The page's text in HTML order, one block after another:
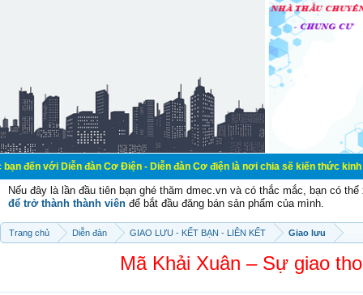
Diễn đàn Cơ Điện - Diễn đàn Cơ điện là nơi chia sẽ kiến thức kinh
Nếu đây là lần đầu tiên bạn ghé thăm dmec.vn và có thắc mắc, bạn có
để trở thành thành viên để bắt đầu đăng bán sản phẩm của mình.
Trang chủ Diễn đàn GIAO LƯU - KẾT BẠN - LIÊN KẾT Giao lưu
Mã Khải Xuân – Sự giao